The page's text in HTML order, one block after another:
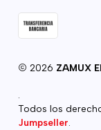
2026 ZAMUX
Todos los
Jumpseller